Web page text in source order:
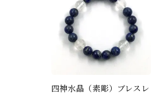
四神水晶（素彫）ブレスレ